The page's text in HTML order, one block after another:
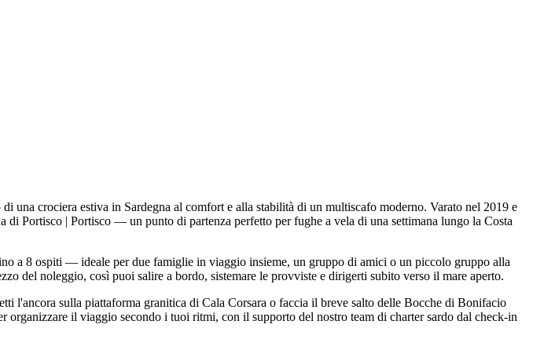
una crociera estiva in Sardegna al comfort e alla stabilità di un multiscafo moderno. Varato nel 2019 e
Portisco | Portisco — un punto di partenza perfetto per fughe a vela di una settimana lungo la Costa
a 8 ospiti — ideale per due famiglie in viaggio insieme, un gruppo di amici o un piccolo gruppo alla
del noleggio, così puoi salire a bordo, sistemare le provviste e dirigerti subito verso il mare aperto.
l'ancora sulla piattaforma granitica di Cala Corsara o faccia il breve salto delle Bocche di Bonifacio
il viaggio secondo i tuoi ritmi, con il supporto del nostro team di charter sardo dal check-in